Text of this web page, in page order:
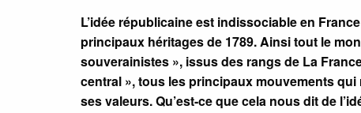
L’idée républicaine est indissociable en
principaux héritages de 1789. Ainsi tout le
souverainistes », issus des rangs de La
central », tous les principaux mouvements
ses valeurs. Qu’est-ce que cela nous dit de